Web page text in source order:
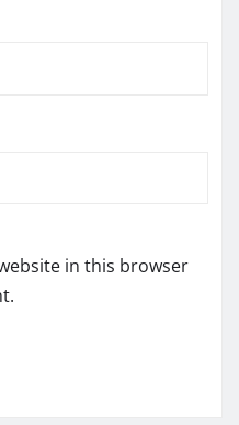
in this browser